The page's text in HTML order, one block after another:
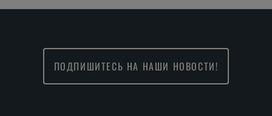
ПОДПИШИТЕСЬ НА НАШИ НОВОСТИ!